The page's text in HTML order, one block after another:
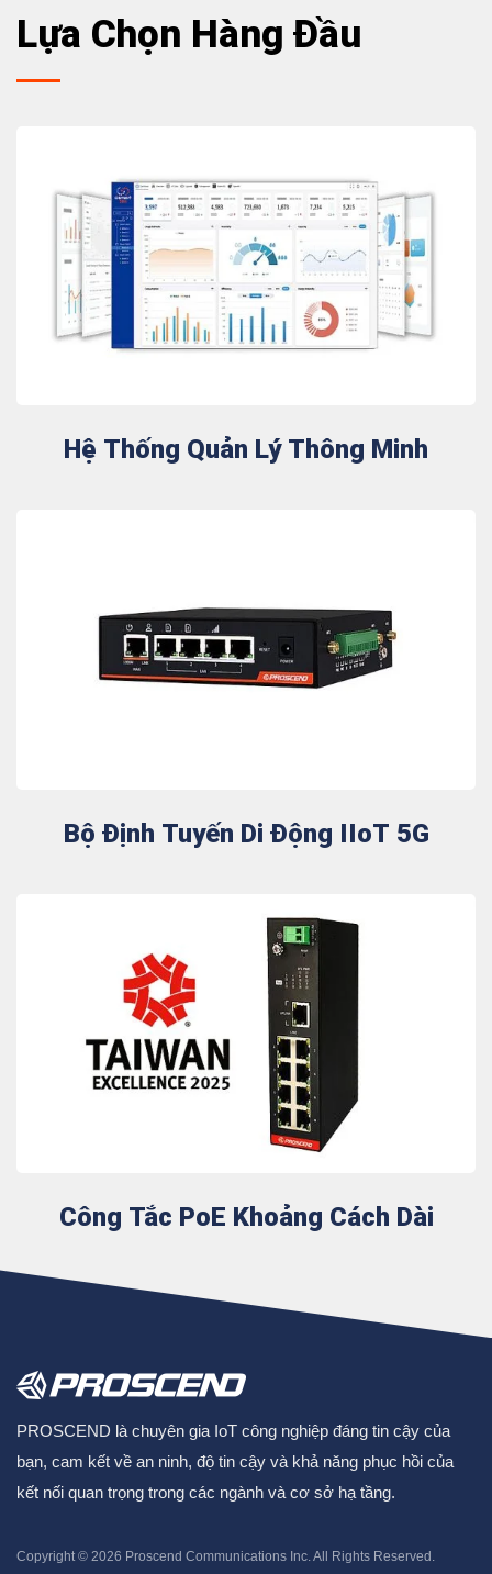
Lựa Chọn Hàng Đầu
Hệ Thống Quản Lý Thông Minh
Bộ Định Tuyến Di Động IIoT 5G
Công Tắc PoE Khoảng Cách Dài
PROSCEND là chuyên gia IoT công nghiệp đáng tin cậy của
bạn, cam kết về an ninh, độ tin cậy và khả năng phục hồi của
kết nối quan trọng trong các ngành và cơ sở hạ tầng.
Copyright © 2026 Proscend Communications Inc.All Rights Reserved.